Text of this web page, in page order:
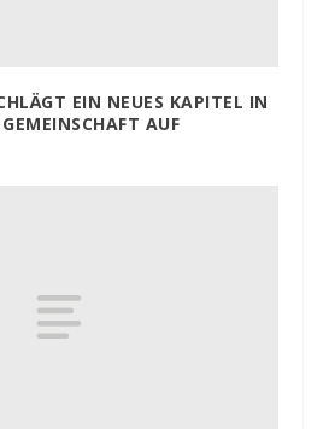
EIN NEUES KAPITEL IN
AUF